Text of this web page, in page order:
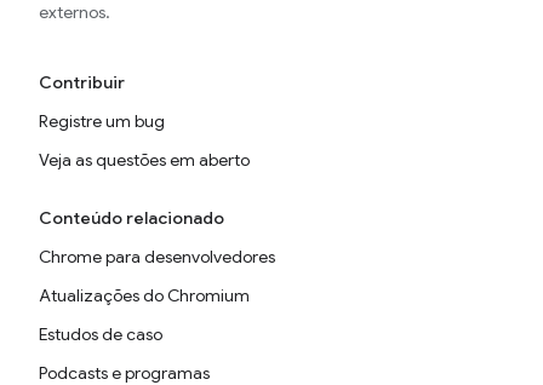
externos.
Contribuir
Registre um bug
Veja as questões em aberto
Conteúdo relacionado
Chrome para desenvolvedores
Atualizações do Chromium
Estudos de caso
Podcasts e programas